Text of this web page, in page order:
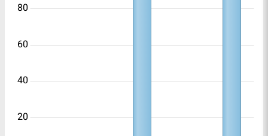
20
40
60
80